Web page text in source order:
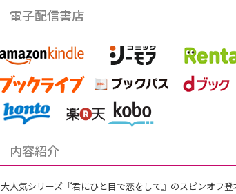
電子配信書店
内容紹介
大人気シリーズ『君にひと目で恋をして』のスピンオフ登